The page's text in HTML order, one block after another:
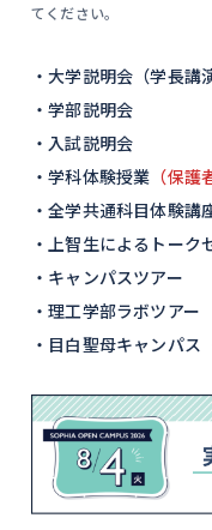
てください。
・大学説明会（学長講
・学部説明会
・入試説明会
・学科体験授業 （保
・全学共通科目体験講
・上智生によるトーク
・キャンパスツアー
・理工学部ラボツアー
・目白聖母キャンパ